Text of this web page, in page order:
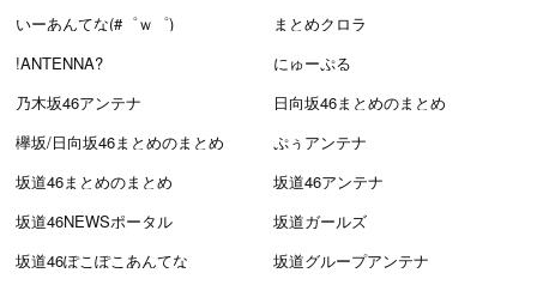
いーあんてな(#゜ｗ゜)
まとめクロラ
!ANTENNA?
にゅーぷる
乃木坂46アンテナ
日向坂46まとめのまとめ
欅坂/日向坂46まとめのまとめ
ぷぅアンテナ
坂道46まとめのまとめ
坂道46アンテナ
坂道46NEWSポータル
坂道ガールズ
坂道46ぽこぽこあんてな
坂道グループアンテナ